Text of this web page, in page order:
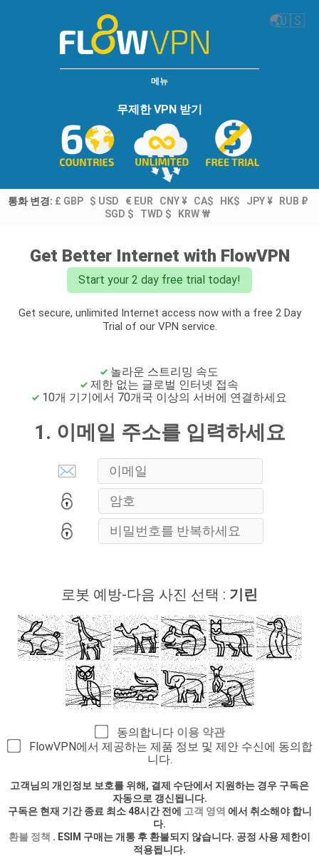
🌏🇺🇸
메뉴
무제한 VPN 받기
통화 변경: £ GBP $ USD € EUR CNY ¥ CA$ HK$ JPY ¥
RUB ₽
SGD $
TWD $ KRW ₩
Get Better Internet with FlowVPN
Start your 2 day free trial today!
Get secure, unlimited Internet access now with a free 2 Day
Trial of our VPN service.
놀라운 스트리밍 속도
제한 없는 글로벌 인터넷 접속
10개 기기에서 70개국 이상의 서버에 연결하세요
1. 이메일 주소를 입력하세요
로봇 예방-다음 사진 선택 : 기린
동의합니다 이용 약관
FlowVPN에서 제공하는 제품 정보 및 제안 수신에 동의합
니다.
고객님의 개인정보 보호를 위해, 결제 수단에서 지원하는 경우 구독은
자동으로 갱신됩니다.
구독은 현재 기간 종료 최소 48시간 전에 고객 영역 에서 취소해야 합니
다.
환불 정책 . ESIM 구매는 개통 후 환불되지 않습니다. 공정 사용 제한이
적용됩니다.